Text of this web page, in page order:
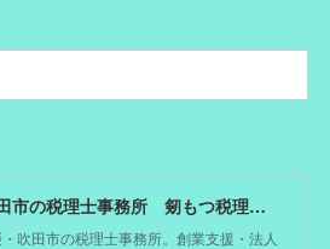
大阪吹田市の税理士事務所 剱もつ税理士（北摂オフィス）―かつてdoctorを目指した税理士が企業のホームドクターとしてあなたの事業をサポート。税理士が直接担当する『かかりつけ税理士』
吹田市の税理士事務所。創業支援・法人